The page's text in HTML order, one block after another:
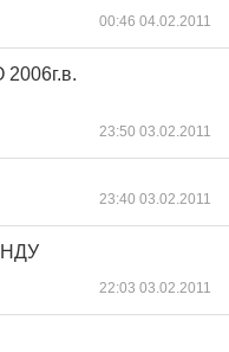
00:46 04.02.2011
23:50 03.02.2011
23:40 03.02.2011
22:03 03.02.2011